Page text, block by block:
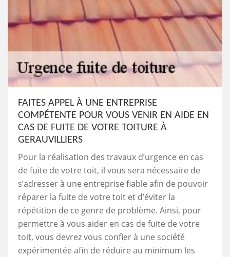
FAITES APPEL À UNE ENTREPRISE
COMPÉTENTE POUR VOUS VENIR EN AIDE EN
CAS DE FUITE DE VOTRE TOITURE À
GERAUVILLIERS
Pour la réalisation des travaux d’urgence en cas
de fuite de votre toit, il vous sera nécessaire de
s’adresser à une entreprise fiable afin de pouvoir
réparer la fuite de votre toit et d’éviter la
répétition de ce genre de problème. Ainsi, pour
permettre à vous aider en cas de fuite de votre
toit, vous devrez vous confier à une société
expérimentée afin de réduire au minimum les